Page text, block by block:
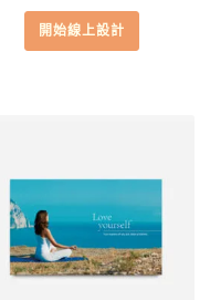
開始線上設計